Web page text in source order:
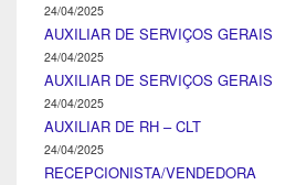
24/04/2025
AUXILIAR DE SERVIÇOS GERAIS
24/04/2025
AUXILIAR DE SERVIÇOS GERAIS
24/04/2025
AUXILIAR DE RH – CLT
24/04/2025
RECEPCIONISTA/VENDEDORA